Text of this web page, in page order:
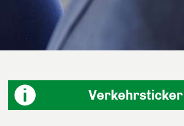
Verkehrsticker